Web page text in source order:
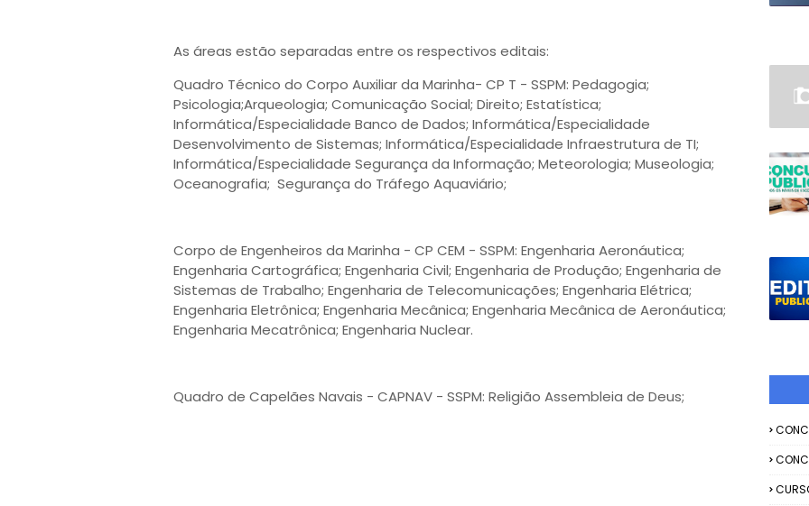
As áreas estão separadas entre os respectivos editais:
Quadro Técnico do Corpo Auxiliar da Marinha- CP T - SSPM: Pedagogia;
Psicologia;Arqueologia; Comunicação Social; Direito; Estatística;
Informática/Especialidade Banco de Dados; Informática/Especialidade
Desenvolvimento de Sistemas; Informática/Especialidade Infraestrutura de TI;
Informática/Especialidade Segurança da Informação; Meteorologia; Museologia;
Oceanografia; Segurança do Tráfego Aquaviário;
Corpo de Engenheiros da Marinha - CP CEM - SSPM: Engenharia Aeronáutica;
Engenharia Cartográfica; Engenharia Civil; Engenharia de Produção; Engenharia de
Sistemas de Trabalho; Engenharia de Telecomunicações; Engenharia Elétrica;
Engenharia Eletrônica; Engenharia Mecânica; Engenharia Mecânica de Aeronáutica;
Engenharia Mecatrônica; Engenharia Nuclear.
Quadro de Capelães Navais - CAPNAV - SSPM: Religião Assembleia de Deus;